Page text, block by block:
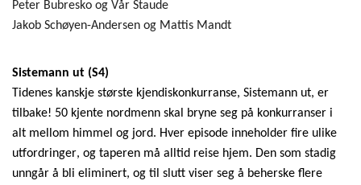
Peter Bubresko og Vår Staude
Jakob Schøyen-Andersen og Mattis Mandt
Sistemann ut (S4)
Tidenes kanskje største kjendiskonkurranse, Sistemann ut, er
tilbake! 50 kjente nordmenn skal bryne seg på konkurranser i
alt mellom himmel og jord. Hver episode inneholder fire ulike
utfordringer, og taperen må alltid reise hjem. Den som stadig
unngår å bli eliminert, og til slutt viser seg å beherske flere